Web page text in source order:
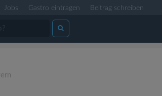
Jobs Gastro eintragen Beitrag schreiben